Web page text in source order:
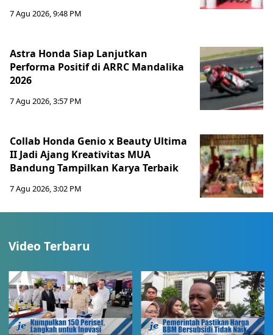
7 Agu 2026, 9:48 PM
Astra Honda Siap Lanjutkan
Performa Positif di ARRC Mandalika
2026
7 Agu 2026, 3:57 PM
Collab Honda Genio x Beauty Ultima
II Jadi Ajang Kreativitas MUA
Bandung Tampilkan Karya Terbaik
7 Agu 2026, 3:02 PM
Video Terbaru